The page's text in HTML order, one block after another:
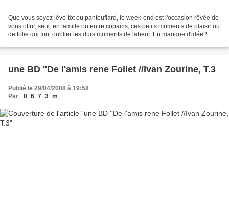
Que vous soyez lève-tôt ou pantouflard, le week-end est l'occasion rêvée de
vous offrir, seul, en famille ou entre copains, ces petits moments de plaisir ou
de folie qui font oublier les durs moments de labeur. En manque d'idée?
une BD ''De l'amis rene Follet //Ivan Zourine, T.3
Publié le 29/04/2008 à 19:58
Par
_0_6_7_3_m